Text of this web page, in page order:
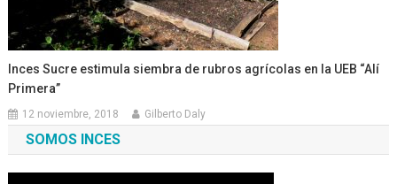
Inces Sucre estimula siembra de rubros agrícolas en la UEB “Alí
Primera”
12 noviembre, 2018 Gilberto Daly
SOMOS INCES